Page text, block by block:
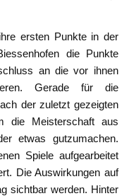
ersten Punkte in der
die Punkte
an die vor ihnen
Gerade für die
der zuletzt gezeigten
die Meisterschaft aus
etwas gutzumachen.
Spiele aufgearbeitet
Die Auswirkungen auf
sichtbar werden. Hinter